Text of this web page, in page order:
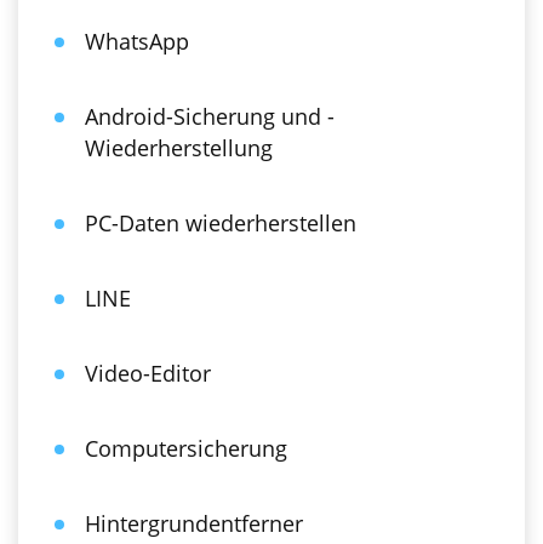
WhatsApp
Android-Sicherung und -
Wiederherstellung
PC-Daten wiederherstellen
LINE
Video-Editor
Computersicherung
Hintergrundentferner